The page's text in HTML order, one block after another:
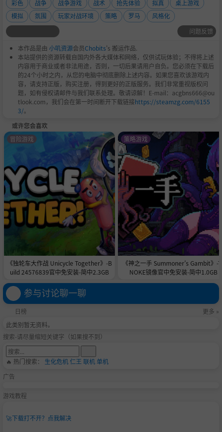
势力：
阿比西尼亚/阿克苏姆
前期（希波战争）和后期（亚历山大）阿契美尼德帝国
埃托利亚
安提柯
阿兰
阿普利亚
亚美尼亚（提格兰和非提格兰）
雅典
阿特罗帕特尼（前期/后期）
比提尼亚
布伦米/诺巴提亚
博斯普鲁斯
坎帕尼亚
迦太基（前期/后期）
科马基尼
高加索
加拉太
彩色
战争 战争游戏 战术 抢先体验 拟真
桌上游戏
模拟
氛围 玩家对战环境 策略 罗马
风格化
问题反馈
本作品是由 小叽资源会员Chobits's 搬运作品.
本站提供的资源转载自国内外各大媒体和网络，仅供试玩体验；不得将上述
内容用于商业或者非法用途，否则，一切后果请用户自负。您必须在下载后
的24个小时之内，从您的电脑中彻底删除上述内容。如果您喜欢该游戏内
容，请支持正版，购买注册，得到更好的正版服务。我们非常重视版权问
题，如有侵权请邮件与我们联系处理。敬请谅解！E-mail：acgbns666@ou
tlook.com，我们会在第一时间断开下载链接https://steamzg.com/6155
3/。
或许您会喜欢
《独轮车大作战 Unicycle Together》-B
uild 24576839官中免安装-简中2.3GB
冒险游戏
《神之一手 Summoner's Gambit》-
NOKE镜像官中免安装-简中1.0GB
策略游戏
参与讨论聊一聊
日榜
更多 »
此类别暂无资料。
搜索-请尽量缩短关键字（如果搜不到）
🔥 热门搜索： 生化危机仁王 联机单机
广告
游戏教程
🚀下载打不开？点我解决